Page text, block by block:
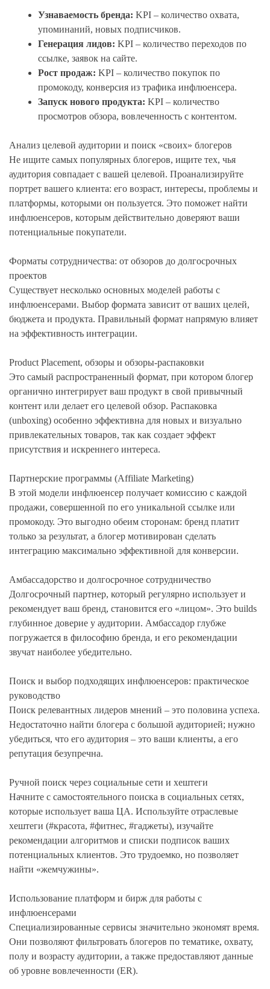
Узнаваемость бренда: KPI – количество охвата,
упоминаний, новых подписчиков.
Генерация лидов: KPI – количество переходов по
ссылке, заявок на сайте.
Рост продаж: KPI – количество покупок по
промокоду, конверсия из трафика инфлюенсера.
Запуск нового продукта: KPI – количество
просмотров обзора, вовлеченность с контентом.
Анализ целевой аудитории и поиск «своих» блогеров
Не ищите самых популярных блогеров, ищите тех, чья
аудитория совпадает с вашей целевой. Проанализируйте
портрет вашего клиента: его возраст, интересы, проблемы и
платформы, которыми он пользуется. Это поможет найти
инфлюенсеров, которым действительно доверяют ваши
потенциальные покупатели.
Форматы сотрудничества: от обзоров до долгосрочных
проектов
Существует несколько основных моделей работы с
инфлюенсерами. Выбор формата зависит от ваших целей,
бюджета и продукта. Правильный формат напрямую влияет
на эффективность интеграции.
Product Placement, обзоры и обзоры-распаковки
Это самый распространенный формат, при котором блогер
органично интегрирует ваш продукт в свой привычный
контент или делает его целевой обзор. Распаковка
(unboxing) особенно эффективна для новых и визуально
привлекательных товаров, так как создает эффект
присутствия и искреннего интереса.
Партнерские программы (Affiliate Marketing)
В этой модели инфлюенсер получает комиссию с каждой
продажи, совершенной по его уникальной ссылке или
промокоду. Это выгодно обеим сторонам: бренд платит
только за результат, а блогер мотивирован сделать
интеграцию максимально эффективной для конверсии.
Амбассадорство и долгосрочное сотрудничество
Долгосрочный партнер, который регулярно использует и
рекомендует ваш бренд, становится его «лицом». Это builds
глубинное доверие у аудитории. Амбассадор глубже
погружается в философию бренда, и его рекомендации
звучат наиболее убедительно.
Поиск и выбор подходящих инфлюенсеров: практическое
руководство
Поиск релевантных лидеров мнений – это половина успеха.
Недостаточно найти блогера с большой аудиторией; нужно
убедиться, что его аудитория – это ваши клиенты, а его
репутация безупречна.
Ручной поиск через социальные сети и хештеги
Начните с самостоятельного поиска в социальных сетях,
которые использует ваша ЦА. Используйте отраслевые
хештеги (#красота, #фитнес, #гаджеты), изучайте
рекомендации алгоритмов и списки подписок ваших
потенциальных клиентов. Это трудоемко, но позволяет
найти «жемчужины».
Использование платформ и бирж для работы с
инфлюенсерами
Специализированные сервисы значительно экономят время.
Они позволяют фильтровать блогеров по тематике, охвату,
полу и возрасту аудитории, а также предоставляют данные
об уровне вовлеченности (ER).